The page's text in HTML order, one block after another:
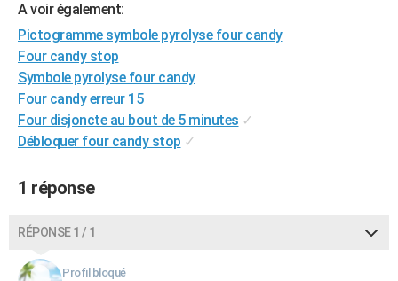
BONS PLANS
CARTE DE VOEUX
Carte de Noël
Carte Bonne année
Carte Saint-Valentin
Carte Pâques
Carte d'anniversaire
DICTIONNAIRE
COPAINS D'AVANT
S'inscrire
Se connecter
Lycées
Collèges
Primaires
Universités
Entreprises
Service militaire
Avis de recherche
AVIS DE DÉCÈS
FORUM
A voir également:
Pictogramme symbole pyrolyse four candy
Four candy stop
Symbole pyrolyse four candy
Four candy erreur 15
Four disjoncte au bout de 5 minutes ✓
Débloquer four candy stop ✓
1 réponse
RÉPONSE 1 / 1
Profil bloqué